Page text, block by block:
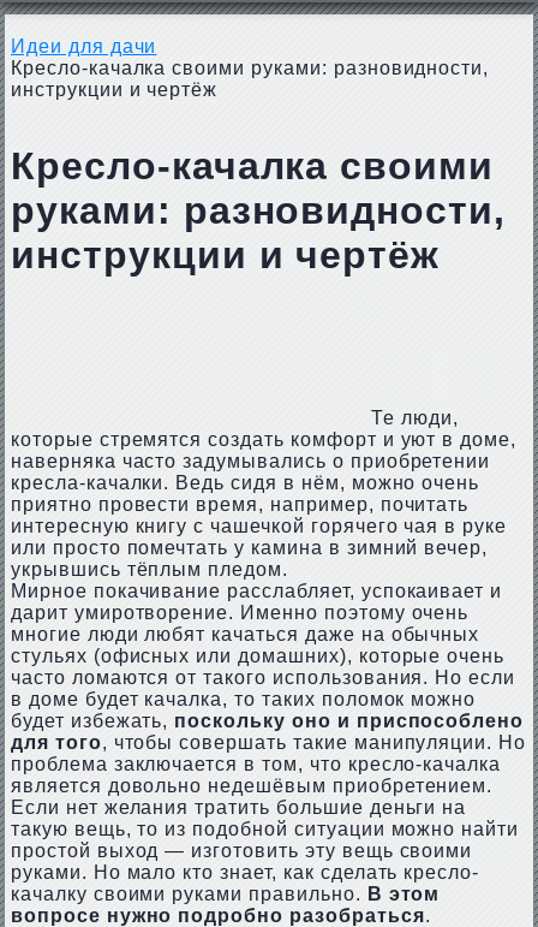
Идеи для дачи
Кресло-качалка своими руками: разновидности,
инструкции и чертёж
Кресло-качалка своими
руками: разновидности,
инструкции и чертёж
Те люди,
которые стремятся создать комфорт и уют в доме,
наверняка часто задумывались о приобретении
кресла-качалки. Ведь сидя в нём, можно очень
приятно провести время, например, почитать
интересную книгу с чашечкой горячего чая в руке
или просто помечтать у камина в зимний вечер,
укрывшись тёплым пледом.
Мирное покачивание расслабляет, успокаивает и
дарит умиротворение. Именно поэтому очень
многие люди любят качаться даже на обычных
стульях (офисных или домашних), которые очень
часто ломаются от такого использования. Но если
в доме будет качалка, то таких поломок можно
будет избежать, поскольку оно и приспособлено
для того, чтобы совершать такие манипуляции. Но
проблема заключается в том, что кресло-качалка
является довольно недешёвым приобретением.
Если нет желания тратить большие деньги на
такую вещь, то из подобной ситуации можно найти
простой выход — изготовить эту вещь своими
руками. Но мало кто знает, как сделать кресло-
качалку своими руками правильно. В этом
вопросе нужно подробно разобраться.